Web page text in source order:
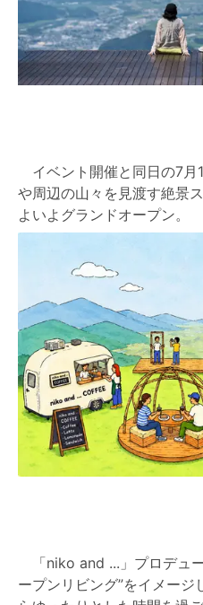
イベント開催と同日の7月
や周辺の山々を見渡す絶景
よいよグランドオープン。
「niko and ...」プロデュ
ープンリビング”をイメー